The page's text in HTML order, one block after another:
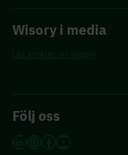
Wisory i media
Följ oss